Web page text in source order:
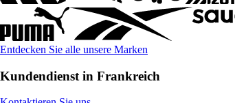
Entdecken Sie alle unsere Marken
Kundendienst in Frankreich